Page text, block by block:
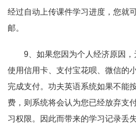
经过自动上传课件学习进度，您就
邮。
9、如果您因为个人经济原因
使用信用卡、支付宝花呗、微信的
完成支付。功夫英语系统如果不能
费，则系统将会认为您已经放弃支
习权限。因此而带来的学习记录丢